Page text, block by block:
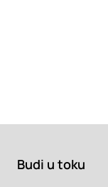
Budi u toku